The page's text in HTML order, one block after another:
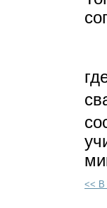
<< В